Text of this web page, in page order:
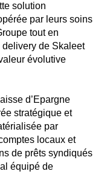
solution
par leurs soins
tout en
delivery de Skaleet
évolutive
d’Epargne
stratégique et
par
locaux et
de prêts syndiqués
équipé de